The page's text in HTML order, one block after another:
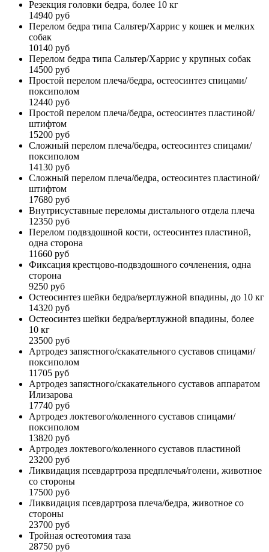
Резекция головки бедра, более 10 кг
14940 руб
Перелом бедра типа Сальтер/Харрис у кошек и мелких
собак
10140 руб
Перелом бедра типа Сальтер/Харрис у крупных собак
14500 руб
Простой перелом плеча/бедра, остеосинтез спицами/
поксиполом
12440 руб
Простой перелом плеча/бедра, остеосинтез пластиной/
штифтом
15200 руб
Сложный перелом плеча/бедра, остеосинтез спицами/
поксиполом
14130 руб
Сложный перелом плеча/бедра, остеосинтез пластиной/
штифтом
17680 руб
Внутрисуставные переломы дистального отдела плеча
12350 руб
Перелом подвздошной кости, остеосинтез пластиной,
одна сторона
11660 руб
Фиксация крестцово-подвздошного сочленения, одна
сторона
9250 руб
Остеосинтез шейки бедра/вертлужной впадины, до 10 кг
14320 руб
Остеосинтез шейки бедра/вертлужной впадины, более
10 кг
23500 руб
Артродез запястного/скакательного суставов спицами/
поксиполом
11705 руб
Артродез запястного/скакательного суставов аппаратом
Илизарова
17740 руб
Артродез локтевого/коленного суставов спицами/
поксиполом
13820 руб
Артродез локтевого/коленного суставов пластиной
23200 руб
Ликвидация псевдартроза предплечья/голени, животное
со стороны
17500 руб
Ликвидация псевдартроза плеча/бедра, животное со
стороны
23700 руб
Тройная остеотомия таза
28750 руб